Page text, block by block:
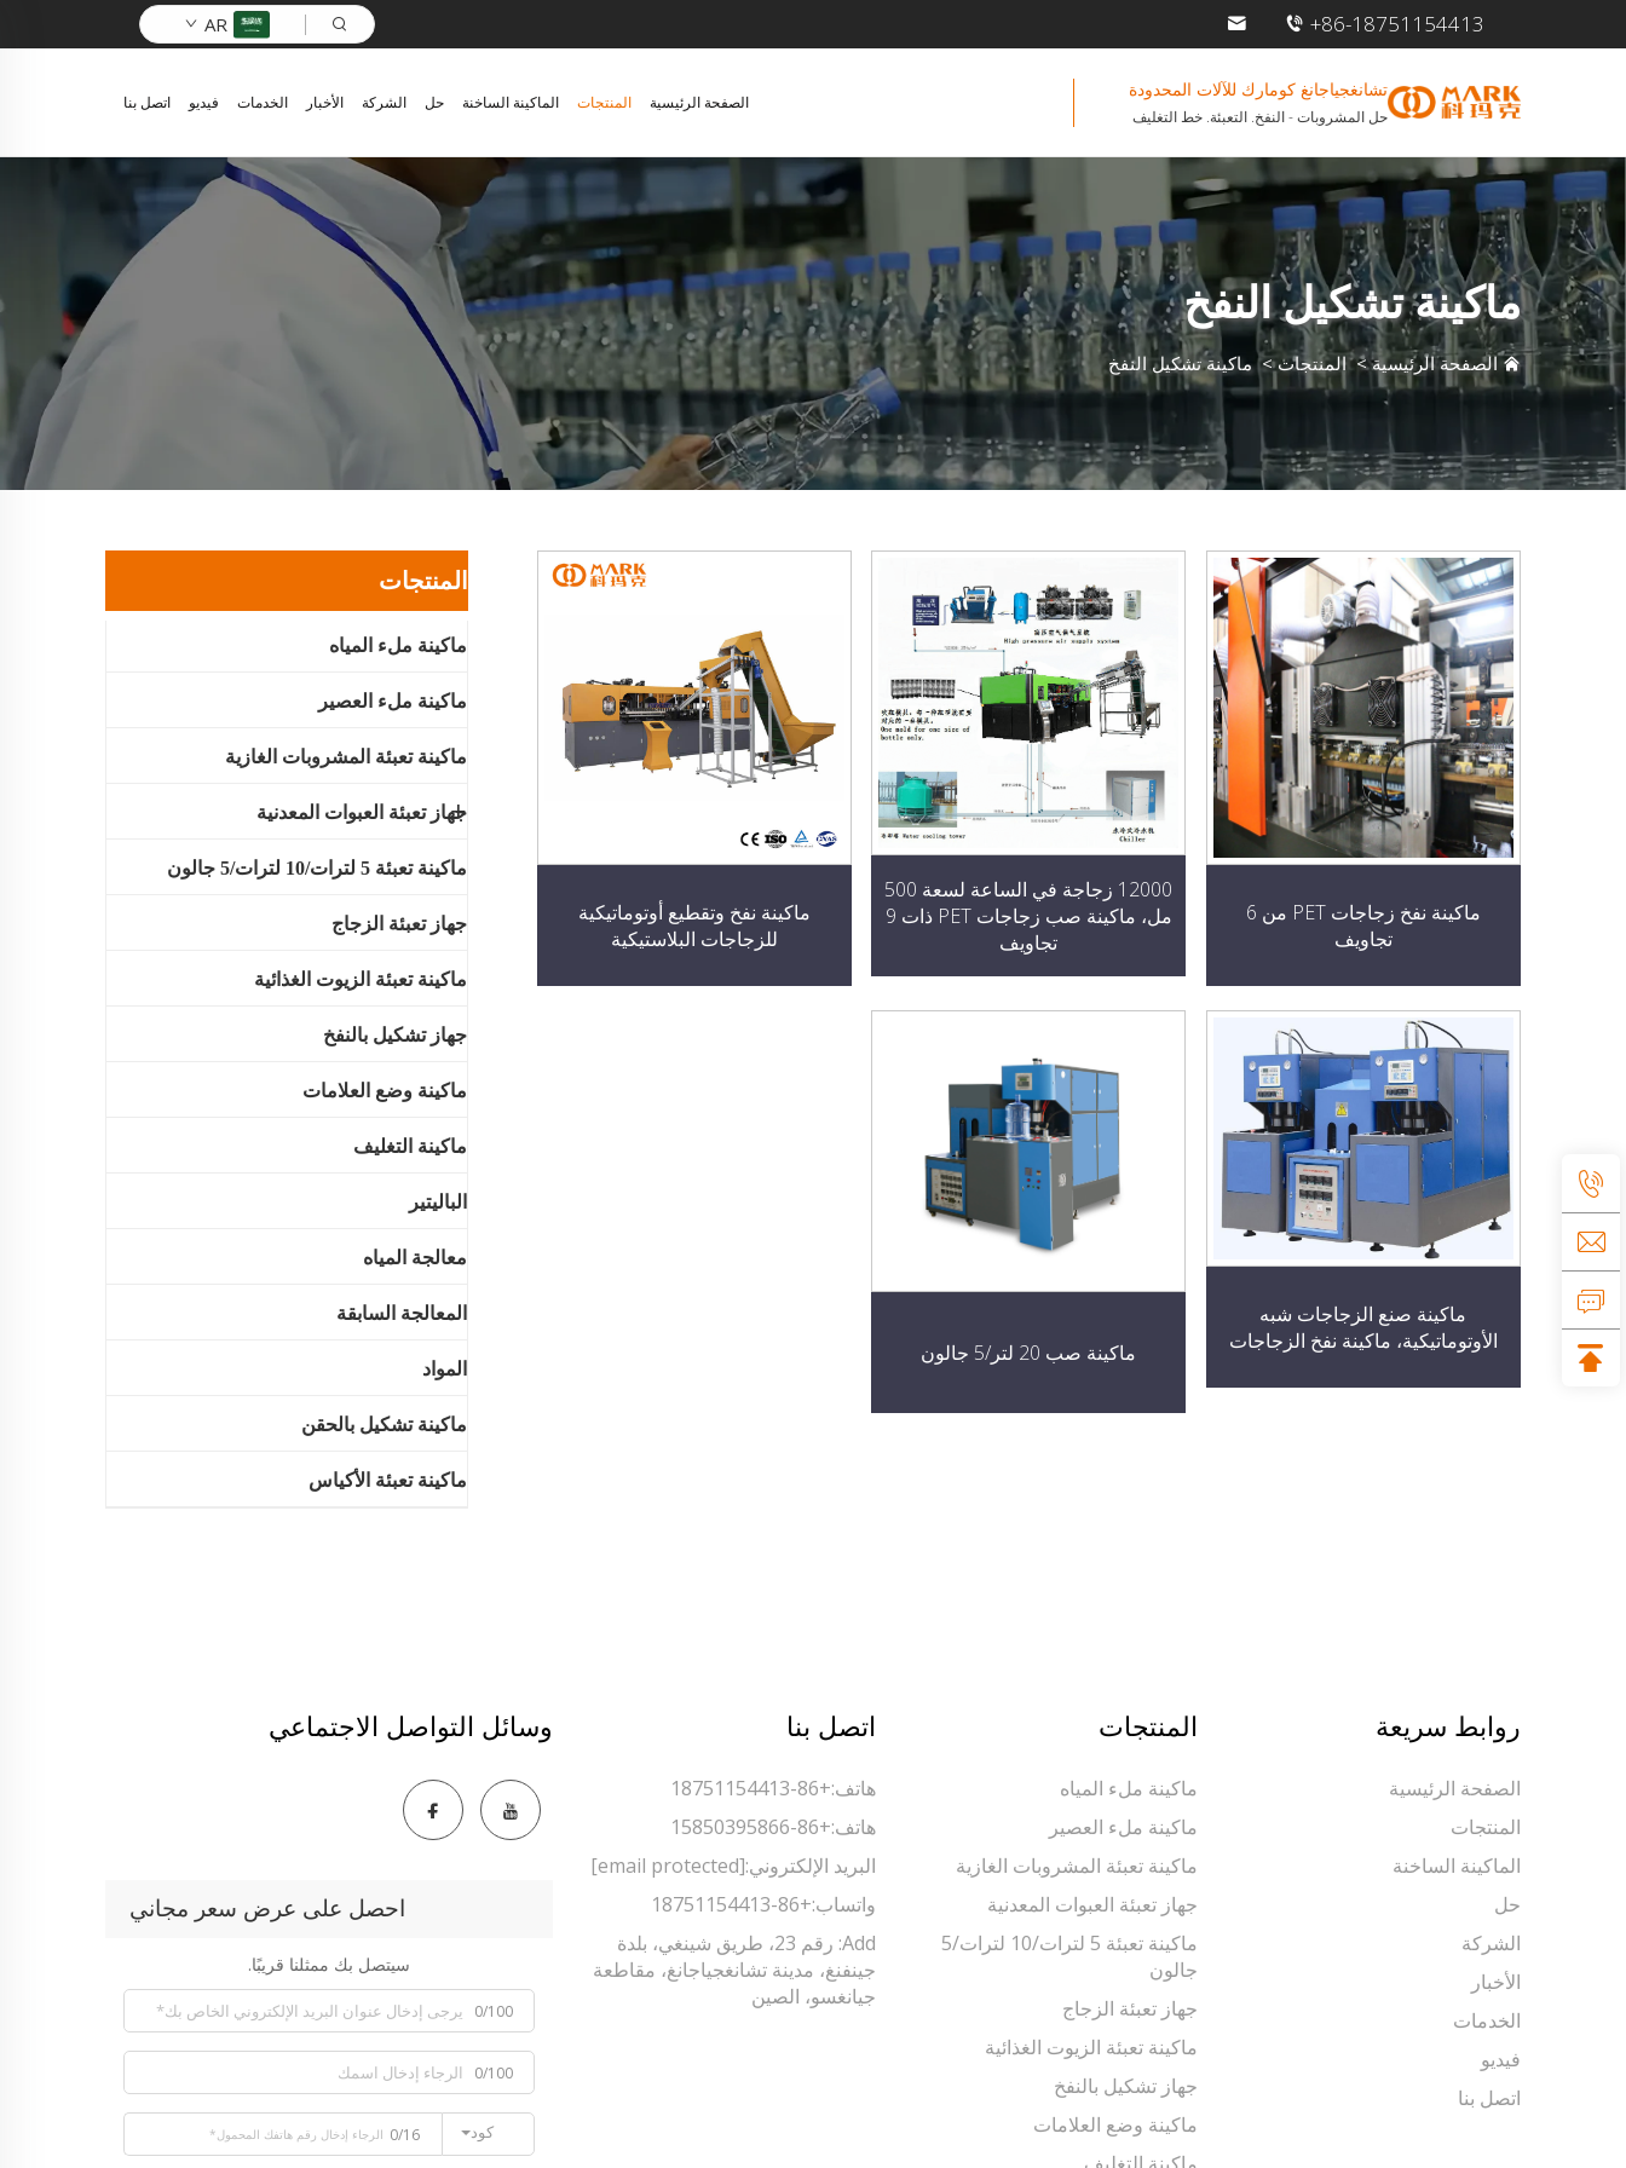
+86-18751154413
AR
تشانغجياجانغ كومارك للآلات المحدودة
حل المشروبات - النفخ. التعبئة. خط التغليف
الصفحة الرئيسية المنتجات الماكينة الساخنة حل الشركة الأخبار الخدمات فيديو اتصل بنا
ماكينة تشكيل النفخ
الصفحة الرئيسية>المنتجات>ماكينة تشكيل النفخ
المنتجات
ماكينة ملء المياه
ماكينة ملء العصير
ماكينة تعبئة المشروبات الغازية
جهاز تعبئة العبوات المعدنية
ماكينة تعبئة 5 لترات/10 لترات/5 جالون
جهاز تعبئة الزجاج
ماكينة تعبئة الزيوت الغذائية
جهاز تشكيل بالنفخ
ماكينة وضع العلامات
ماكينة التغليف
الباليتير
معالجة المياه
المعالجة السابقة
المواد
ماكينة تشكيل بالحقن
ماكينة تعبئة الأكياس
ماكينة نفخ زجاجات PET من 6
تجاويف
12000 زجاجة في الساعة لسعة 500
مل، ماكينة صب زجاجات PET ذات 9
تجاويف
ماكينة نفخ وتقطيع أوتوماتيكية
للزجاجات البلاستيكية
ماكينة صنع الزجاجات شبه
الأوتوماتيكية، ماكينة نفخ الزجاجات
ماكينة صب 20 لتر/5 جالون
روابط سريعة
الصفحة الرئيسية
المنتجات
الماكينة الساخنة
حل
الشركة
الأخبار
الخدمات
فيديو
اتصل بنا
المنتجات
ماكينة ملء المياه
ماكينة ملء العصير
ماكينة تعبئة المشروبات الغازية
جهاز تعبئة العبوات المعدنية
ماكينة تعبئة 5 لترات/10 لترات/5
جالون
جهاز تعبئة الزجاج
ماكينة تعبئة الزيوت الغذائية
جهاز تشكيل بالنفخ
ماكينة وضع العلامات
اتصل بنا
هاتف:+86-18751154413
هاتف:+86-15850395866
البريد الإلكتروني:[email protected]
واتساب:+86-18751154413
Add: رقم 23، طريق شينغي، بلدة
جينفنغ، مدينة تشانغجياجانغ، مقاطعة
جيانغسو، الصين
وسائل التواصل الاجتماعي
احصل على عرض سعر مجاني
سيتصل بك ممثلنا قريبًا.
0/100
0/100
كود 0/16